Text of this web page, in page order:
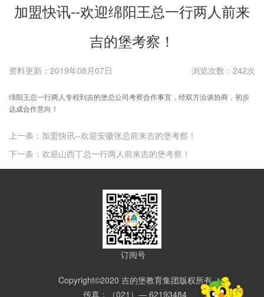
加盟快讯--欢迎绵阳王总一行两人前来
吉的堡考察！
资料更新：2019年08月07日 浏览次数：242次
绵阳王总一行两人专程到吉的堡总公司考察合作事宜，经双方洽谈协商，初步
达成合作意向！
上一条：加盟快讯--欢迎安徽张总前来吉的堡考察！
下一条：欢迎山西丁总一行两人前来吉的堡考察！
订阅号
Copyright©2020 吉的堡教育集团版权所有
传真：（021）— 62193484